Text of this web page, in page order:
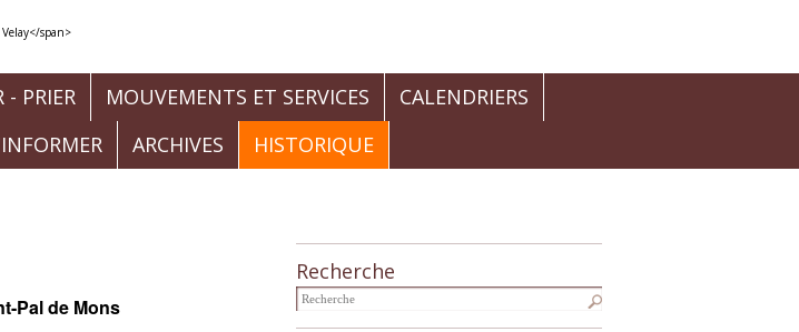
- PRIER MOUVEMENTS ET SERVICES
CALENDRIERS
ARCHIVES HISTORIQUE
Recherche
Pal de Mons